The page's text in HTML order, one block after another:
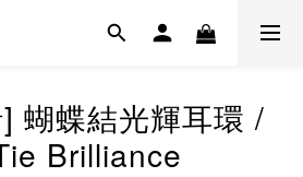
蝴蝶結光輝耳環 /
Brilliance